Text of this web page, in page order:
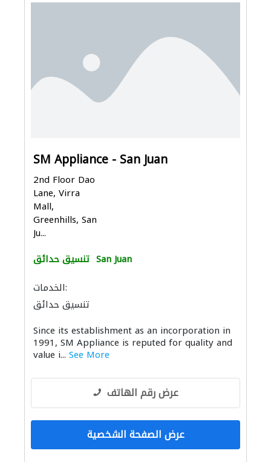
SM Appliance - San Juan
2nd Floor Dao
Lane, Virra
Mall,
Greenhills, San
Ju...
تنسيق حدائق San Juan
الخدمات:
تنسيق حدائق
Since its establishment as an incorporation in
1991, SM Appliance is reputed for quality and
value i... See More
عرض رقم الهاتف
عرض الصفحة الشخصية